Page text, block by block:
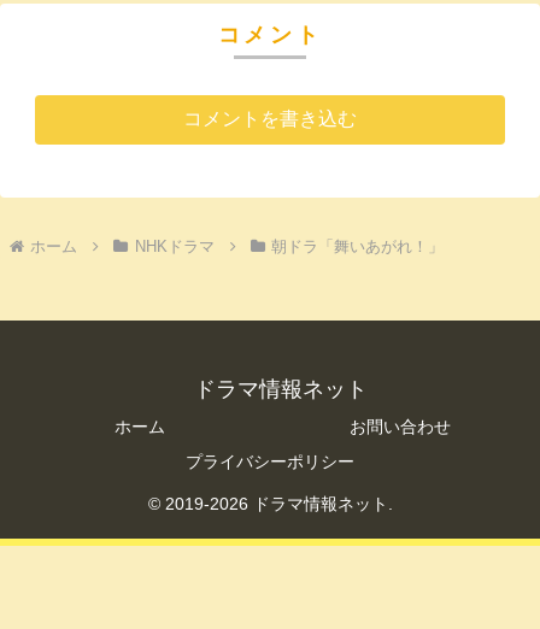
コメント
コメントを書き込む
ホーム NHKドラマ 朝ドラ「舞いあがれ！」
ドラマ情報ネット
ホーム
お問い合わせ
プライバシーポリシー
© 2019-2026 ドラマ情報ネット.